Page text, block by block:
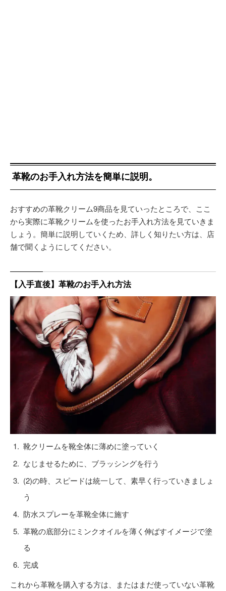
革靴のお手入れ方法を簡単に説明。
おすすめの革靴クリーム9商品を見ていったところで、ここ
から実際に革靴クリームを使ったお手入れ方法を見ていきま
しょう。簡単に説明していくため、詳しく知りたい方は、店
舗で聞くようにしてください。
【入手直後】革靴のお手入れ方法
靴クリームを靴全体に薄めに塗っていく
なじませるために、ブラッシングを行う
(2)の時、スピードは統一して、素早く行っていきましょ
う
防水スプレーを革靴全体に施す
革靴の底部分にミンクオイルを薄く伸ばすイメージで塗
る
完成
これから革靴を購入する方は、またはまだ使っていない革靴